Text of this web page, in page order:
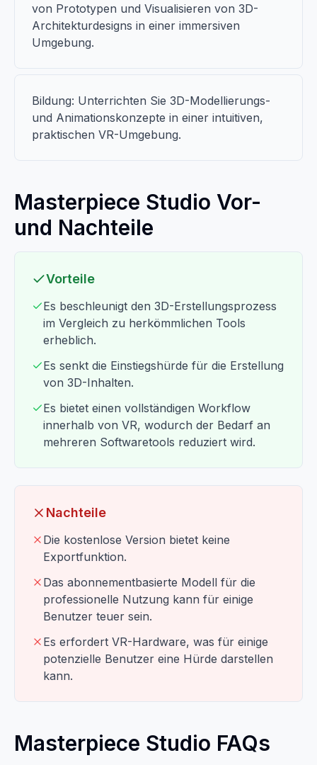
von Prototypen und Visualisieren von 3D-
Architekturdesigns in einer immersiven
Umgebung.
Bildung: Unterrichten Sie 3D-Modellierungs-
und Animationskonzepte in einer intuitiven,
praktischen VR-Umgebung.
Masterpiece Studio Vor-
und Nachteile
Vorteile
Es beschleunigt den 3D-Erstellungsprozess
im Vergleich zu herkömmlichen Tools
erheblich.
Es senkt die Einstiegshürde für die Erstellung
von 3D-Inhalten.
Es bietet einen vollständigen Workflow
innerhalb von VR, wodurch der Bedarf an
mehreren Softwaretools reduziert wird.
Nachteile
Die kostenlose Version bietet keine
Exportfunktion.
Das abonnementbasierte Modell für die
professionelle Nutzung kann für einige
Benutzer teuer sein.
Es erfordert VR-Hardware, was für einige
potenzielle Benutzer eine Hürde darstellen
kann.
Masterpiece Studio FAQs